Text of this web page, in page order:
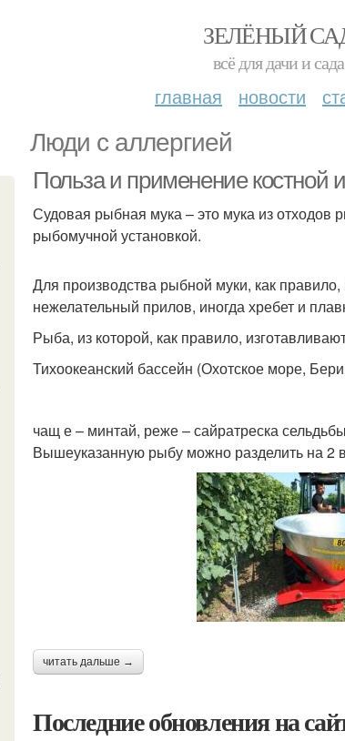
ЗЕЛЁНЫЙ
всё для дачи и сада
главная новости
Люди с аллергией
Польза и применение костной
Судовая рыбная мука – это мука из
рыбомучной установкой.
Для производства рыбной муки, как
нежелательный прилов, иногда хребет и
Рыба, из которой, как правило,
Тихоокеанский бассейн (Охотское море,
чащ е – минтай, реже – сайратреска
Вышеуказанную рыбу можно разделить на 2
читать дальше →
Последние обновления на